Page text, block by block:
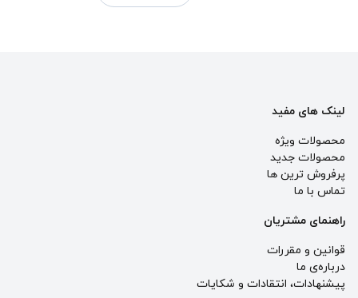
لینک های مفید
محصولات ویژه
محصولات جدید
پرفروش ترین‌ ها
تماس با ما
راهنمای مشتریان
قوانین و مقررات
درباره‌ی ما
پيشنهادات، انتقادات و شكايات